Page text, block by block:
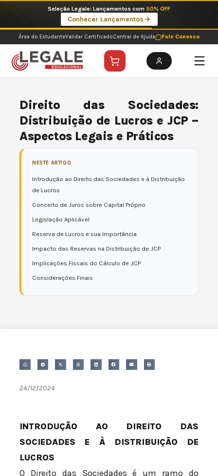
o
conteúdo
Seleção Legale: Lançamentos com 50% OFF
Conhecer Lançamentos
Área do EstudanteValidar CertificadoCentral de Ajuda Fale Conosco
Direito das Sociedades:
Distribuição de Lucros e JCP –
Aspectos Legais e Práticos
NESTE ARTIGO
Introdução ao Direito das Sociedades e à Distribuição
de Lucros
Conceito de Juros sobre Capital Próprio
Legislação Aplicável
Reserva de Lucros e sua Importância
Impacto das Reservas na Distribuição de JCP
Implicações Fiscais do Cálculo de JCP
Considerações Finais
24/12/2024
INTRODUÇÃO AO DIREITO DAS
SOCIEDADES E À DISTRIBUIÇÃO DE
LUCROS
O Direito das Sociedades é um ramo do